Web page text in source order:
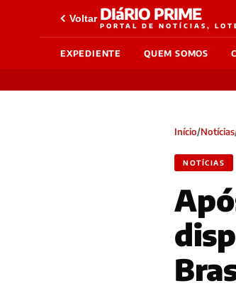
Voltar DIáRIO PRIME
PORTAL DE NOTÍCIAS,
EXPEDIENTE QUEM SOMOS
Início/Notícias
NOTÍCIAS